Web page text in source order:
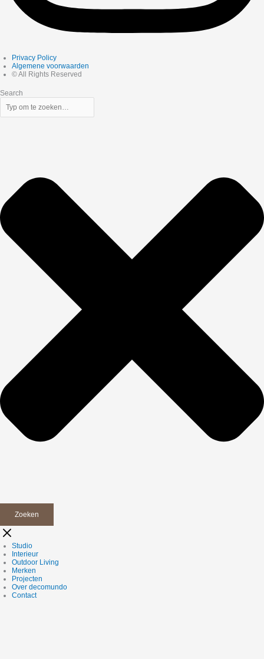
Privacy Policy
Algemene voorwaarden
© All Rights Reserved
Search
Zoeken
Studio
Interieur
Outdoor Living
Merken
Projecten
Over decomundo
Contact